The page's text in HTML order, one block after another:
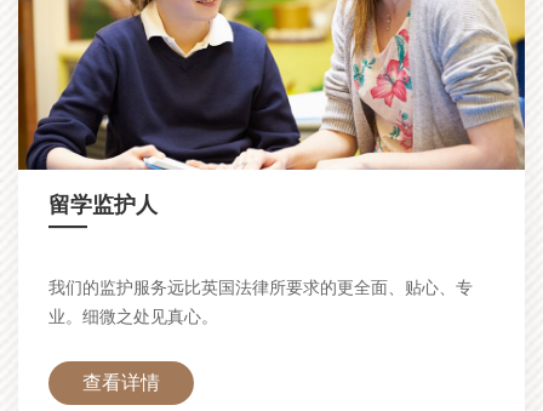
留学监护人
—
我们的监护服务远比英国法律所要求的更全面、贴心、专
业。细微之处见真心。
查看详情